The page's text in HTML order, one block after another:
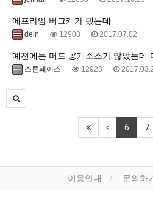
에프라임 버그캐가 됐는데
dein 12908 2017.07.02
예전에는 머드 공개소스가 많았는데
스톤페이스 12923
6 7
이용안내 문의하